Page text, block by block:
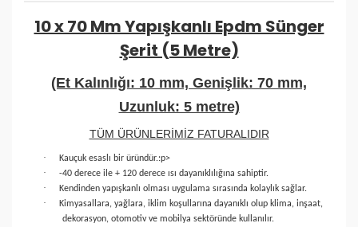
10 x 70 Mm Yapışkanlı Epdm Sünger
Şerit (5 Metre)
(Et Kalınlığı: 10 mm, Genişlik: 70 mm,
Uzunluk: 5 metre)
TÜM ÜRÜNLERİMİZ FATURALIDIR
· Kauçuk esaslı bir üründür.:p>
· -40 derece ile + 120 derece ısı dayanıklılığına sahiptir.
· Kendinden yapışkanlı olması uygulama sırasında kolaylık sağlar.
·
Kimyasallara, yağlara, iklim koşullarına dayanıklı olup klima, inşaat,
dekorasyon, otomotiv ve mobilya sektöründe kullanılır.